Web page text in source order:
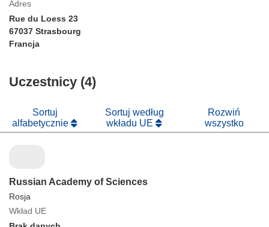
Adres
Rue du Loess 23
67037 Strasbourg
Francja
Uczestnicy (4)
Sortuj
alfabetycznie
Sortuj według
wkładu UE
Rozwiń
wszystko
Russian Academy of Sciences
Rosja
Wkład UE